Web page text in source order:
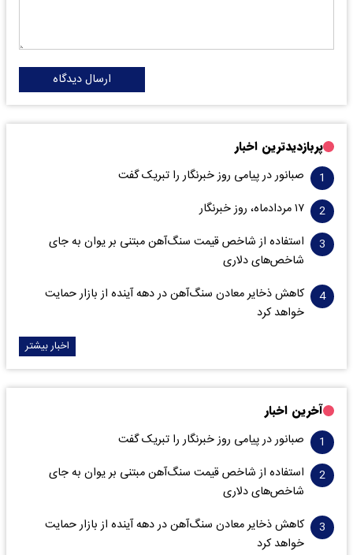
ارسال دیدگاه
پربازدیدترین اخبار
صبانور در پیامی روز خبرنگار را تبریک گفت
۱۷ مردادماه، روز خبرنگار
استفاده از شاخص قیمت سنگ‌آهن مبتنی بر یوان به جای
شاخص‌های دلاری
کاهش ذخایر معادن سنگ‌آهن در دهه آینده از بازار حمایت
خواهد کرد
اخبار بیشتر
آخرین اخبار
صبانور در پیامی روز خبرنگار را تبریک گفت
استفاده از شاخص قیمت سنگ‌آهن مبتنی بر یوان به جای
شاخص‌های دلاری
کاهش ذخایر معادن سنگ‌آهن در دهه آینده از بازار حمایت
خواهد کرد